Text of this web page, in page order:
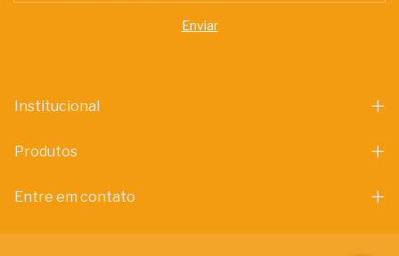
Institucional
Produtos
Entre em contato